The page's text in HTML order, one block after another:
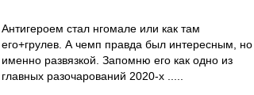
Антигероем стал нгомале или как там
его+грулев. А чемп правда был интересным, но
именно развязкой. Запомню его как одно из
главных разочарований 2020-х .....